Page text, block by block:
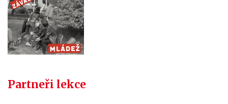
Partneři lekce